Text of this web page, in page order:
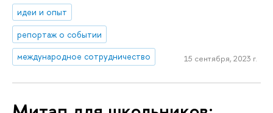
идеи и опыт
репортаж о событии
международное сотрудничество
15 сентября, 2023 г.